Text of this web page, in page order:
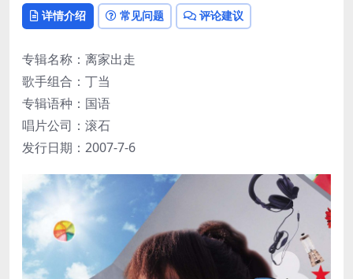
详情介绍 常见问题 评论建议
专辑名称：离家出走
歌手组合：丁当
专辑语种：国语
唱片公司：滚石
发行日期：2007-7-6